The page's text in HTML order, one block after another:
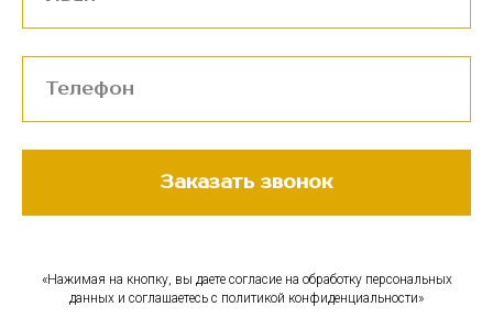
Заказать звонок
«Нажимая на кнопку, вы даете согласие на обработку персональных
данных и соглашаетесь c политикой конфиденциальности»